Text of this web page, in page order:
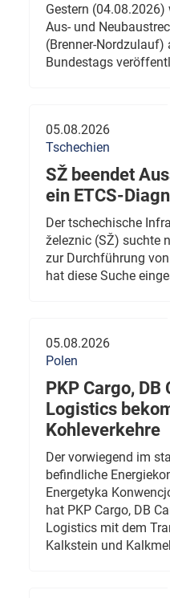
Gestern
Aus- und
(Brenner-Nordzulauf)
Bundestags
05.08.2026
Tschechien
SŽ beendet
ein ETCS-
Der tschechische
železnic (SŽ) suchte
zur Durchführung
hat diese Suche
05.08.2026
Polen
PKP Cargo, DB
Logistics
Kohleverkehre
Der vorwiegend im
befindliche
Energetyka
hat PKP Cargo, DB
Logistics mit dem
Kalkstein und